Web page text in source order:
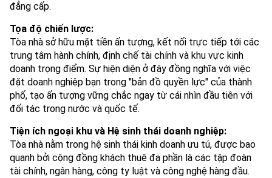
đẳng cấp.
Tọa độ chiến lược:
Tòa nhà sở hữu mặt tiền ấn tượng, kết nối trực tiếp tới các
trung tâm hành chính, định chế tài chính và khu vực kinh
doanh trọng điểm. Sự hiện diện ở đây đồng nghĩa với việc
đặt doanh nghiệp bạn trong "bản đồ quyền lực" của thành
phố, tạo ấn tượng vững chắc ngay từ cái nhìn đầu tiên với
đối tác trong nước và quốc tế.
Tiện ích ngoại khu và Hệ sinh thái doanh nghiệp:
Tòa nhà nằm trong hệ sinh thái kinh doanh ưu tú, được bao
quanh bởi cộng đồng khách thuê đa phần là các tập đoàn
tài chính, ngân hàng, công ty luật và công nghệ hàng đầu.